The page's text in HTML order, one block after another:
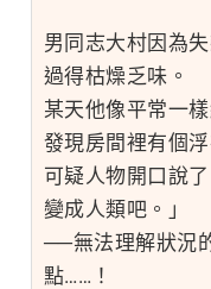
男同志大村因為
過得枯燥乏味。
某天他像平常一
發現房間裡有個
可疑人物開口說
變成人類吧。」
──無法理解狀況
點……！